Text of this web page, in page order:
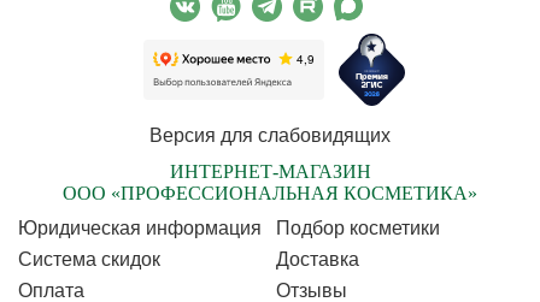
Версия для слабовидящих
ИНТЕРНЕТ-МАГАЗИН
ООО «ПРОФЕССИОНАЛЬНАЯ КОСМЕТИКА»
Юридическая информация
Подбор косметики
Cистема скидок
Доставка
Оплата
Отзывы